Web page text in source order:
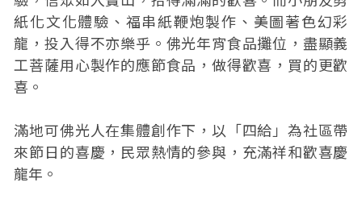
紙化文化體驗、福串紙鞭炮製作、美圖著色幻彩
龍，投入得不亦樂乎。佛光年宵食品攤位，盡顯義
工菩薩用心製作的應節食品，做得歡喜，買的更歡
喜。
滿地可佛光人在集體創作下，以「四給」為社區帶
來節日的喜慶，民眾熱情的參與，充滿祥和歡喜慶
龍年。